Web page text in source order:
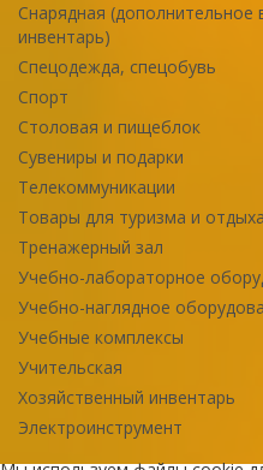
Снарядная
инвентарь)
Спецодежда, спецобувь
Спорт
Столовая и пищеблок
Сувениры и подарки
Телекоммуникации
Товары для туризма и отдыха
Тренажерный зал
Учебно-лабораторное
Учебно-наглядное
Учебные комплексы
Учительская
Хозяйственный инвентарь
Электроинструмент